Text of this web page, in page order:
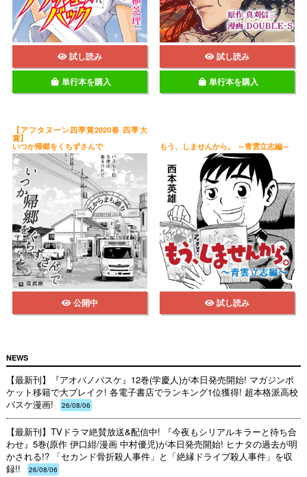
試し読み
単行本を購入
試し読み
単行本を購入
【アフタヌーン四季賞2020春 四季大
賞】
いつか帰郷をくちずさんで
公開中
もう、しませんから。 ～青雲立志編～
試し読み
NEWS
【最新刊】『アオバノバスケ』12巻(学慶人)が本日発売開始! マガジンポ
ケット移籍で大ブレイク! 各電子書店でランキング1位獲得! 超本格派高校
バスケ漫画!
26/08/06
【最新刊】TVドラマ絶賛放送&配信中! 『今夜もシリアルキラーと待ち合
わせ』5巻(原作 伊口紺/漫画 中村優児)が本日発売開始! ヒナタの過去が明
かされる!? 「セカンド骨折殺人事件」と「絶縁ドライブ殺人事件」を収
録!!
26/08/06